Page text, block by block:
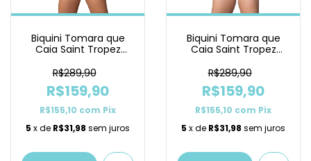
Biquini Tomara que
Caia Saint Tropez
R$289,90
R$159,90
R$155,10 com Pix
5 x de R$31,98 sem juros
Biquini Tomara que
Caia Saint Tropez
R$289,90
R$159,90
R$155,10 com Pix
5 x de R$31,98 sem juros